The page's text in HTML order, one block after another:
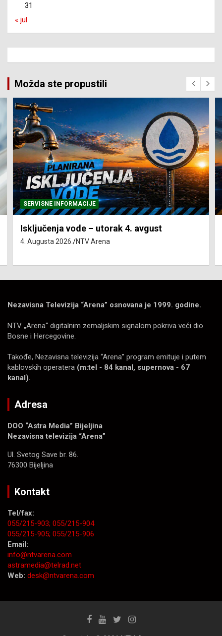
31
« jul
Možda ste propustili
SERVISNE INFORMACIJE
Isključenja vode – utorak 4. avgust
4. Augusta 2026. NTV Arena
Nezavisna Televizija “Arena” osnovana je 1999. godine.
NTV „Arena“ digitalnim zemaljskim signalom pokriva veći dio
Bosne i Hercegovine.
Takođe, Nezavisna televizija “Arena” program emituje i putem
kablovskih operatera (m:tel - 84 kanal, supernova - 67
kanal).
Adresa
DOO “Astra Media” Bijeljina
Nezavisna televizija “Arena”
Ul. Svetog Save br. 86.
76300 Bijeljina
Kontakt
Tel/fax:
055/215-903; 055/215-904
055/215-905; 055/215-906
Email:
info@ntvarena.com
astramedia@telrad.net
Web: desk@ntvarena.com